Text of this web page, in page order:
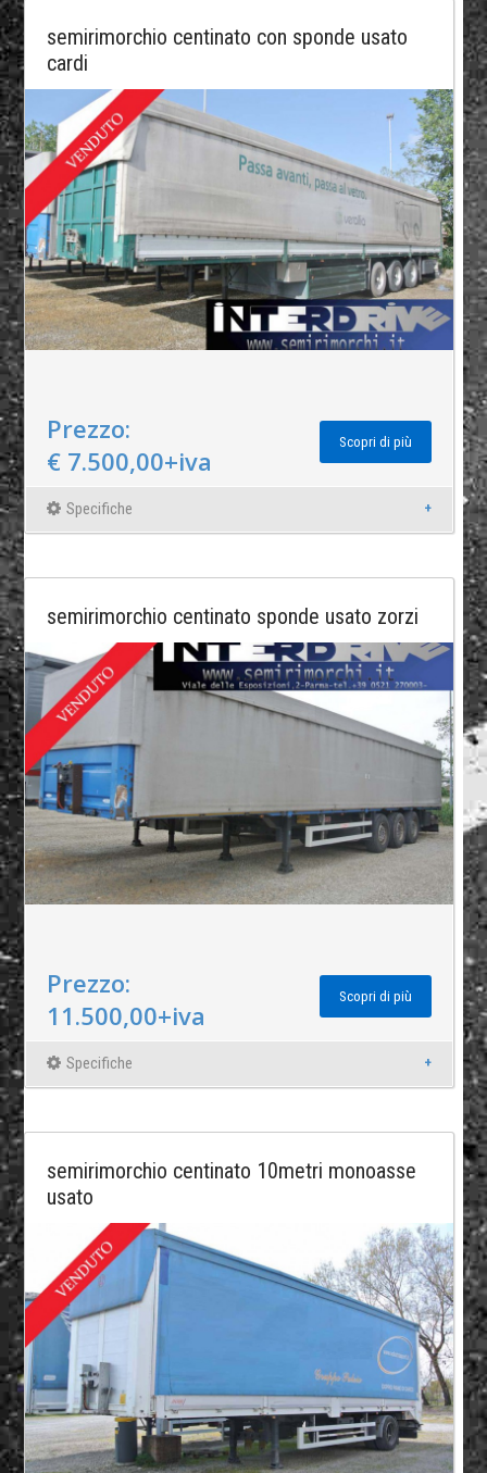
semirimorchio centinato con sponde usato
cardi
Prezzo:
€ 7.500,00+iva
Scopri di più
Specifiche
semirimorchio centinato sponde usato zorzi
Prezzo:
11.500,00+iva
Scopri di più
Specifiche
semirimorchio centinato 10metri monoasse
usato